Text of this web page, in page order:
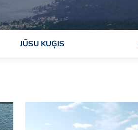
JŪSU KUĢIS